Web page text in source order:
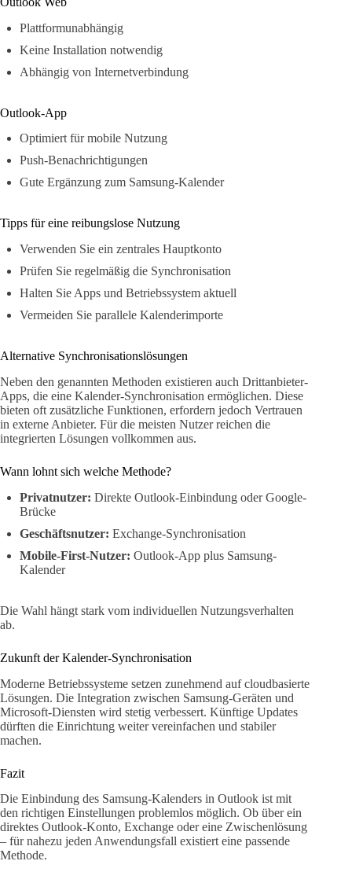
Plattformunabhängig
Keine Installation notwendig
Abhängig von Internetverbindung
Outlook-App
Optimiert für mobile Nutzung
Push-Benachrichtigungen
Gute Ergänzung zum Samsung-Kalender
Tipps für eine reibungslose Nutzung
Verwenden Sie ein zentrales Hauptkonto
Prüfen Sie regelmäßig die Synchronisation
Halten Sie Apps und Betriebssystem aktuell
Vermeiden Sie parallele Kalenderimporte
Alternative Synchronisationslösungen
Neben den genannten Methoden existieren auch Drittanbieter-
Apps, die eine Kalender-Synchronisation ermöglichen. Diese
bieten oft zusätzliche Funktionen, erfordern jedoch Vertrauen
in externe Anbieter. Für die meisten Nutzer reichen die
integrierten Lösungen vollkommen aus.
Wann lohnt sich welche Methode?
Privatnutzer: Direkte Outlook-Einbindung oder Google-
Brücke
Geschäftsnutzer: Exchange-Synchronisation
Mobile-First-Nutzer: Outlook-App plus Samsung-
Kalender
Die Wahl hängt stark vom individuellen Nutzungsverhalten
ab.
Zukunft der Kalender-Synchronisation
Moderne Betriebssysteme setzen zunehmend auf cloudbasierte
Lösungen. Die Integration zwischen Samsung-Geräten und
Microsoft-Diensten wird stetig verbessert. Künftige Updates
dürften die Einrichtung weiter vereinfachen und stabiler
machen.
Fazit
Die Einbindung des Samsung-Kalenders in Outlook ist mit
den richtigen Einstellungen problemlos möglich. Ob über ein
direktes Outlook-Konto, Exchange oder eine Zwischenlösung
– für nahezu jeden Anwendungsfall existiert eine passende
Methode.